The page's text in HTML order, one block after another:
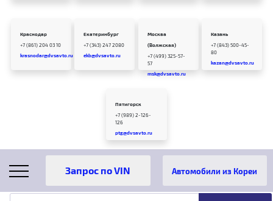
Краснодар
+7 (861) 204 03 10
krasnodar@dvsavto.ru
Екатеринбург
+7 (343) 247 2080
ekb@dvsavto.ru
Москва
(Волжская)
+7 (499) 325-57-
57
msk@dvsavto.ru
Казань
+7 (843) 500-45-
80
kazan@dvsavto.ru
Пятигорск
+7 (989) 2-126-
126
ptg@dvsavto.ru
Автомобили из Кореи